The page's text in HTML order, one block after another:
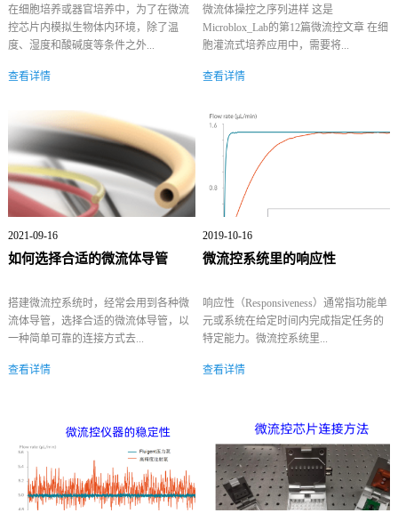
在细胞培养或器官培养中，为了在微流
控芯片内模拟生物体内环境，除了温
度、湿度和酸碱度等条件之外...
查看详情
微流体操控之序列进样 这是
Microblox_Lab的第12篇微流控文章 在细
胞灌流式培养应用中，需要将...
查看详情
2021-09-16
如何选择合适的微流体导管
搭建微流控系统时，经常会用到各种微
流体导管，选择合适的微流体导管，以
一种简单可靠的连接方式去...
查看详情
2019-10-16
微流控系统里的响应性
响应性（Responsiveness）通常指功能单
元或系统在给定时间内完成指定任务的
特定能力。微流控系统里...
查看详情